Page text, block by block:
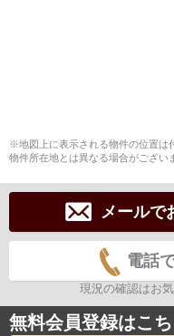
※地図上に表示される物件の位置は
物件所在地とは異なる場合がござい
メールで
電話
現況の確認はお
無料会員登録はこ